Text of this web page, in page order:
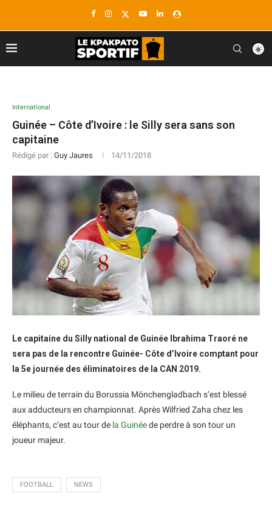
International
Guinée – Côte d’Ivoire : le Silly sera sans son
capitaine
Rédigé par : Guy Jaures 14/11/2018
Le capitaine du Silly national de Guinée Ibrahima Traoré ne
sera pas de la rencontre Guinée- Côte d’Ivoire comptant pour
la 5e journée des éliminatoires de la CAN 2019.
Le milieu de terrain du Borussia Mönchengladbach s’est blessé
aux adducteurs en championnat. Après Wilfried Zaha chez les
éléphants, c’est au tour de la Guinéede perdre à son tour un
joueur majeur.
FOOTBALL NEWS